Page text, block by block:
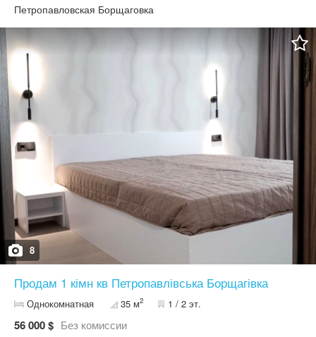
живлення, вода ,опалення й інтернет ( оптика)є завжди.
Паркомісце Система очистки води - на квартиру. Заїзд
автомобілем з об’їздної догори, через вулицію Соборна! Перед
будинком автостоянка, відеокамери, вхід на територію і в
під’їзди по магнітним картам. Лічильники на електроенергію і
воду. Централізоване опалення, своя котельня. Лічильник
опалення - на будинок. Централізована каналізація. Номер
оголошення на сайті компанії: SF-3-305-087-LX. Нос Татьяна
Валерьевна, +38**************53, +38**************48.
Петропавловская Борщаговка
8
Продам 1 кімн кв Петропавлівська Борщагівка
Однокомнатная 35 м2 1 / 2 эт.
56 000 $ Без комиссии